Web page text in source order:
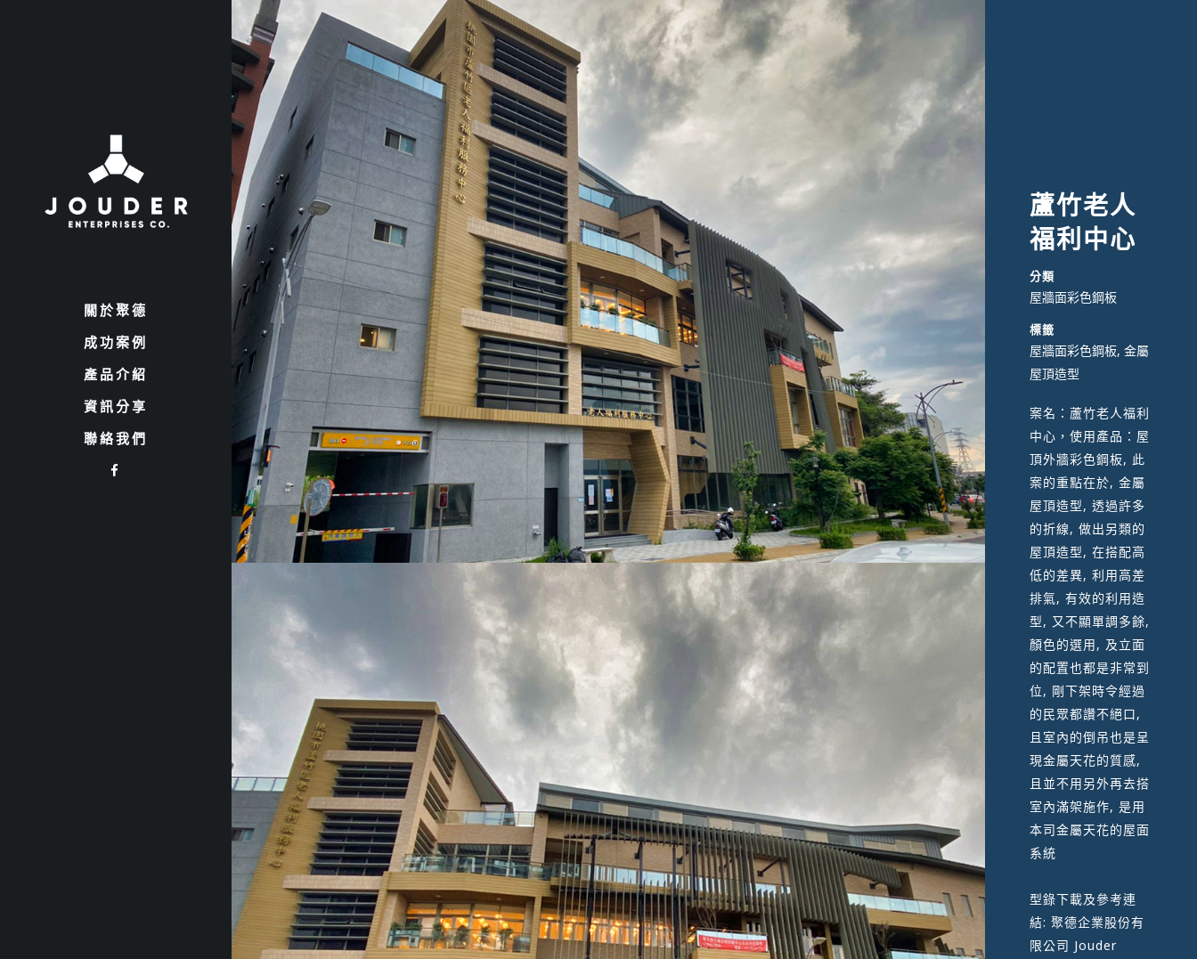
關於聚德
成功案例
產品介紹
資訊分享
聯絡我們
蘆竹老人
福利中心
分類
屋牆面彩色鋼板
標籤
屋牆面彩色鋼板, 金屬
屋頂造型
案名：蘆竹老人福利
中心，使用產品：屋
頂外牆彩色鋼板, 此
案的重點在於, 金屬
屋頂造型, 透過許多
的折線, 做出另類的
屋頂造型, 在搭配高
低的差異, 利用高差
排氣, 有效的利用造
型, 又不顯單調多餘,
顏色的選用, 及立面
的配置也都是非常到
位, 剛下架時令經過
的民眾都讚不絕口,
且室內的倒吊也是呈
現金屬天花的質感,
且並不用另外再去搭
室內滿架施作, 是用
本司金屬天花的屋面
系統
型錄下載及參考連
結: 聚德企業股份有
限公司 Jouder